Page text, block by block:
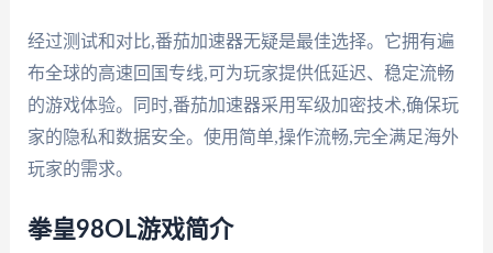
经过测试和对比,番茄加速器无疑是最佳选择。它拥有遍
布全球的高速回国专线,可为玩家提供低延迟、稳定流畅
的游戏体验。同时,番茄加速器采用军级加密技术,确保玩
家的隐私和数据安全。使用简单,操作流畅,完全满足海外
玩家的需求。
拳皇98OL游戏简介